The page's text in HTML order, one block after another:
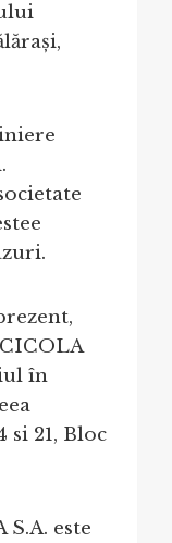
în
si 21, Bloc
este